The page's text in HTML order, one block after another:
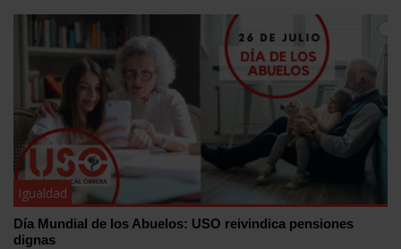
Igualdad
Día Mundial de los Abuelos: USO reivindica pensiones
dignas